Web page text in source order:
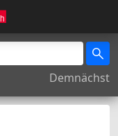
Demnächst